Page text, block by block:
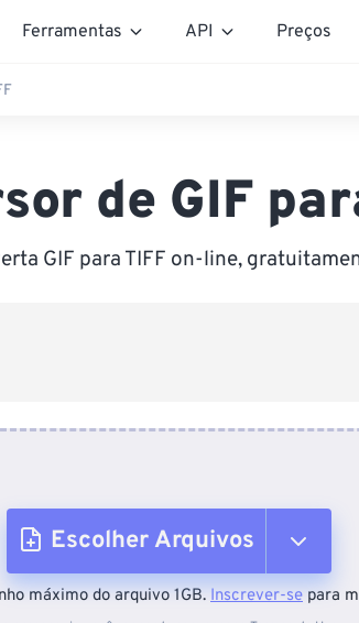
Ferramentas API Preços
de GIF
GIF para TIFF on-line,
Escolher Arquivos
Do dispositivo
máximo do arquivo 1GB. Inscrever-se para